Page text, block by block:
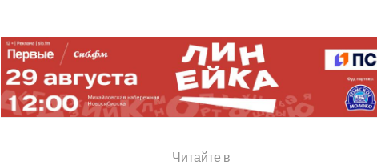
Читайте в